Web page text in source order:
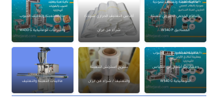
ماكينة تعبئة وتغليف عمودية
بالنظام الحجمي الحلزوني لتعبئة
المساحيق W340 P
أكياس التغليف الحراري شرنك/
شراء من ايران
ماكينة تعبئة وتغليف الحبوب
والبقوليات أتوماتيكية W430 G
ماكينة تعبئة وتغليف الحبوب
ومعكرونة أشكال في الأكياس
الأتوماتيكية W340 G
ستريج استرتش للتعبئة
والتغليف / شراء من ايران ماكينات التعبئة والتغليف